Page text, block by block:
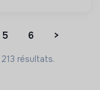
5 6 >
résultats.